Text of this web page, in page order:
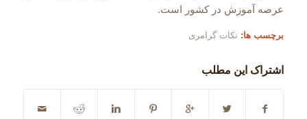
عرصه آموزش در کشور است.
برچسب ها: نکات گرامری
اشتراک این مطلب